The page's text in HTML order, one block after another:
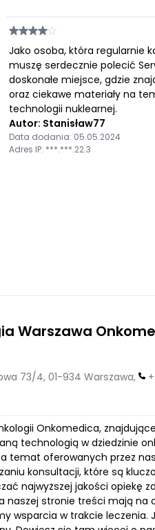
Jako osoba, która regularnie
muszę serdecznie polecić
doskonałe miejsce, gdzie
oraz ciekawe materiały na
technologii nuklearnej.
Autor: Stanisław77
Data dodania: 05.05.2024
Adres IP: ***.***.22.3
Warszawa
73/4, 01-934 Warszawa,
Onkomedica,
technologią w dziedzinie
temat oferowanych przez
konsultacji, które są
najwyższej jakości opiekę
naszej stronie treści mają na
wsparcia w trakcie